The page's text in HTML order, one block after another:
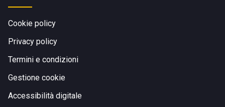
Cookie policy
Privacy policy
Termini e condizioni
Gestione cookie
Accessibilità digitale